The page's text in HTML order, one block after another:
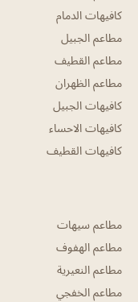
كافيهات الدمام
مطاعم الجبيل
مطاعم القطيف
مطاعم الظهران
كافيهات الجبيل
كافيهات الاحساء
كافيهات القطيف
مطاعم سيهات
مطاعم الهفوف
مطاعم النعيرية
مطاعم الخفجي